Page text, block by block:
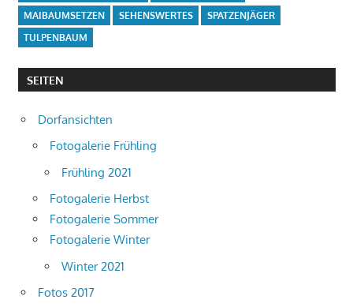
MAIBAUMSETZEN
SEHENSWERTES
SPATZENJÄGER
TULPENBAUM
SEITEN
Dorfansichten
Fotogalerie Frühling
Frühling 2021
Fotogalerie Herbst
Fotogalerie Sommer
Fotogalerie Winter
Winter 2021
Fotos 2017